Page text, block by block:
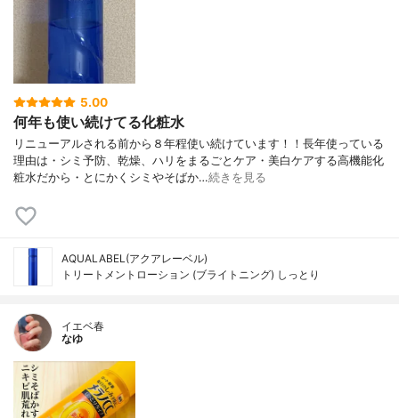
5.00
何年も使い続けてる化粧水
リニューアルされる前から８年程使い続けています！！長年使っている
理由は・シミ予防、乾燥、ハリをまるごとケア・美白ケアする高機能化
粧水だから・とにかくシミやそばか…続きを見る
AQUALABEL(アクアレーベル)
トリートメントローション (ブライトニング) しっとり
イエベ春
なゆ